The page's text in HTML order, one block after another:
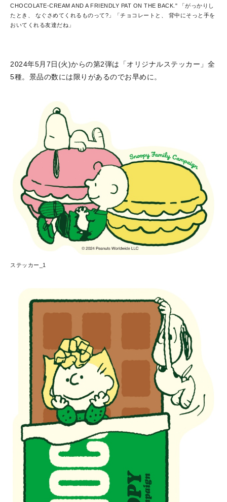
CHOCOLATE-CREAM AND A FRIENDLY PAT ON THE BACK." 「がっかりし
たとき、 なぐさめてくれるものって?」「チョコレートと、 背中にそっと手を
おいてくれる友達だね」
2024年5月7日(火)からの第2弾は「オリジナルステッカー」全
5種。景品の数には限りがあるのでお早めに。
ステッカー_1